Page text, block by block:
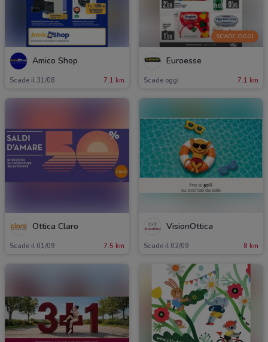
Amico Shop
Scade il 31/08 7.1 km
SCADE OGGI
Euroesse
Scade oggi 7.1 km
Ottica Claro
Scade il 01/09 7.5 km
VisionOttica
Scade il 02/09 8 km